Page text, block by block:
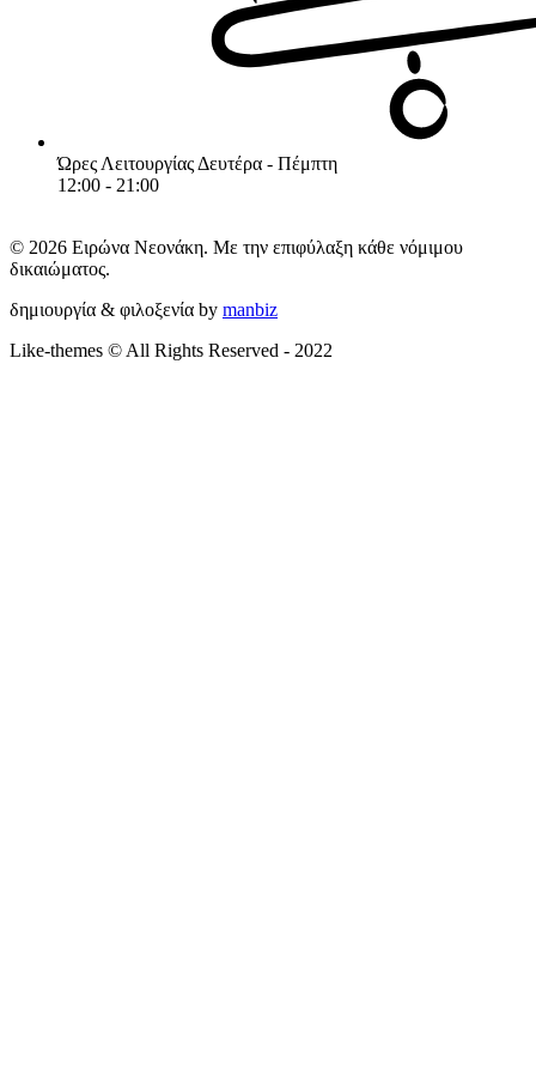
Ώρες Λειτουργίας Δευτέρα - Πέμπτη
12:00 - 21:00
© 2026 Ειρώνα Νεονάκη. Με την επιφύλαξη κάθε νόμιμου
δικαιώματος.
δημιουργία & φιλοξενία by manbiz
Like-themes © All Rights Reserved - 2022